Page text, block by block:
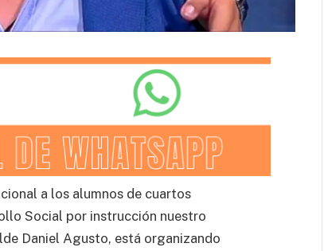
a los alumnos de cuartos
Social por instrucción nuestro
Daniel Agusto, está organizando